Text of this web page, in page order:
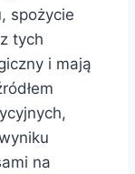
spożycie
tych
i mają
na